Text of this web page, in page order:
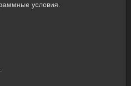
условия.